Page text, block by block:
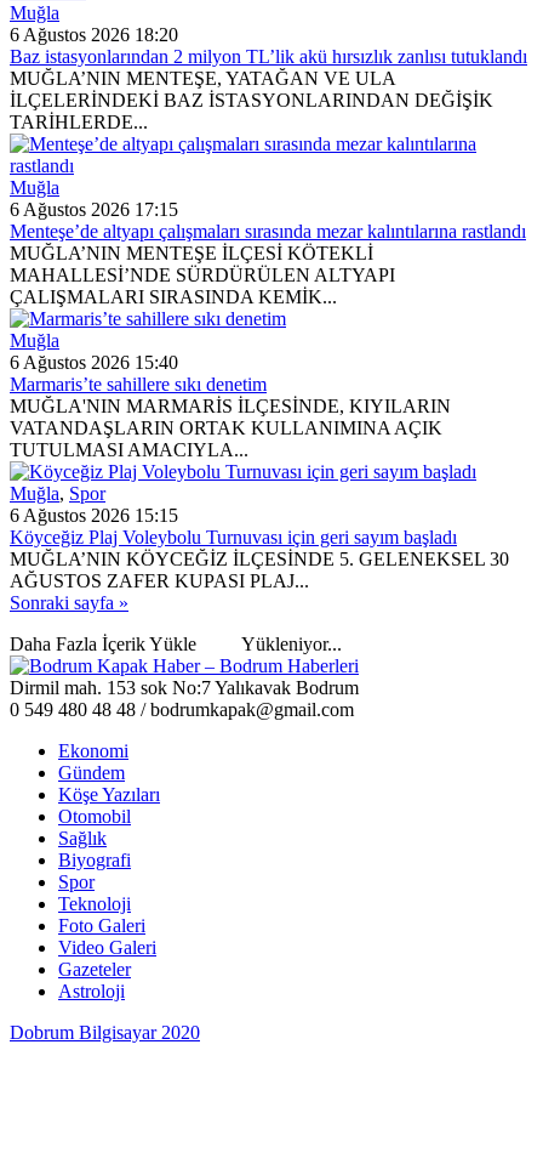
Muğla
6 Ağustos 2026 18:20
Baz istasyonlarından 2 milyon TL’lik akü hırsızlık zanlısı tutuklandı
MUĞLA’NIN MENTEŞE, YATAĞAN VE ULA
İLÇELERİNDEKİ BAZ İSTASYONLARINDAN DEĞİŞİK
TARİHLERDE...
Muğla
6 Ağustos 2026 17:15
Menteşe’de altyapı çalışmaları sırasında mezar kalıntılarına rastlandı
MUĞLA’NIN MENTEŞE İLÇESİ KÖTEKLİ
MAHALLESİ’NDE SÜRDÜRÜLEN ALTYAPI
ÇALIŞMALARI SIRASINDA KEMİK...
Muğla
6 Ağustos 2026 15:40
Marmaris’te sahillere sıkı denetim
MUĞLA'NIN MARMARİS İLÇESİNDE, KIYILARIN
VATANDAŞLARIN ORTAK KULLANIMINA AÇIK
TUTULMASI AMACIYLA...
Muğla, Spor
6 Ağustos 2026 15:15
Köyceğiz Plaj Voleybolu Turnuvası için geri sayım başladı
MUĞLA’NIN KÖYCEĞİZ İLÇESİNDE 5. GELENEKSEL 30
AĞUSTOS ZAFER KUPASI PLAJ...
Sonraki sayfa »
Daha Fazla İçerik Yükle
Yükleniyor...
Dirmil mah. 153 sok No:7 Yalıkavak Bodrum
0 549 480 48 48 / bodrumkapak@gmail.com
Ekonomi
Gündem
Köşe Yazıları
Otomobil
Sağlık
Biyografi
Spor
Teknoloji
Foto Galeri
Video Galeri
Gazeteler
Astroloji
Dobrum Bilgisayar 2020